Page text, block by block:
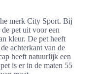
merk City Sport. Bij
pet uit voor een
kleur. De pet heeft
achterkant van de
heeft natuurlijk een
is er in de maten 55